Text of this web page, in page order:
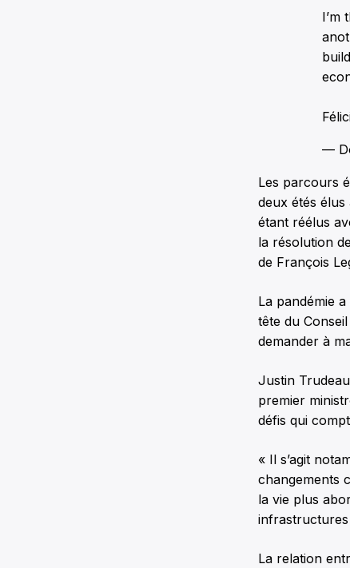
I’m
—
Les parcours
deux étés
étant réélus
la résolution
de François
La pandémie
tête du
demander à
Justin
premier
défis qui
« Il s’agit
changements
la vie plus
La relation